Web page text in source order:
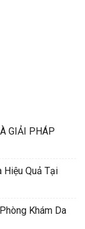
GIẢI PHÁP
Hiệu Quả Tại
Khám Da